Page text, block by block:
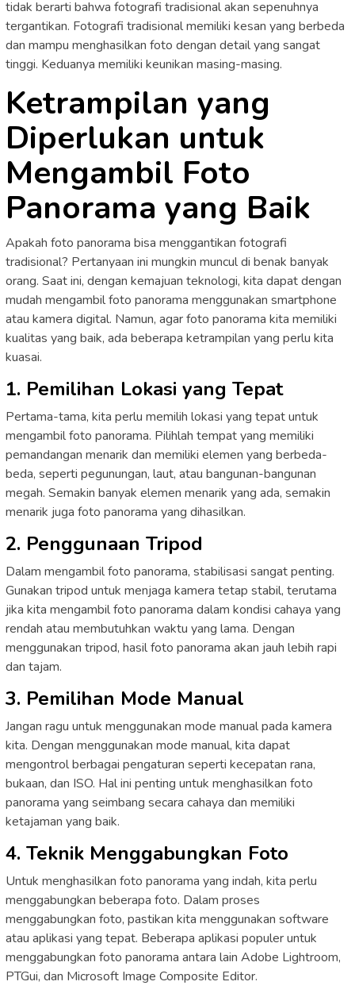
tidak berarti bahwa fotografi tradisional akan sepenuhnya
tergantikan. Fotografi tradisional memiliki kesan yang berbeda
dan mampu menghasilkan foto dengan detail yang sangat
tinggi. Keduanya memiliki keunikan masing-masing.
Ketrampilan yang
Diperlukan untuk
Mengambil Foto
Panorama yang Baik
Apakah foto panorama bisa menggantikan fotografi
tradisional? Pertanyaan ini mungkin muncul di benak banyak
orang. Saat ini, dengan kemajuan teknologi, kita dapat dengan
mudah mengambil foto panorama menggunakan smartphone
atau kamera digital. Namun, agar foto panorama kita memiliki
kualitas yang baik, ada beberapa ketrampilan yang perlu kita
kuasai.
1. Pemilihan Lokasi yang Tepat
Pertama-tama, kita perlu memilih lokasi yang tepat untuk
mengambil foto panorama. Pilihlah tempat yang memiliki
pemandangan menarik dan memiliki elemen yang berbeda-
beda, seperti pegunungan, laut, atau bangunan-bangunan
megah. Semakin banyak elemen menarik yang ada, semakin
menarik juga foto panorama yang dihasilkan.
2. Penggunaan Tripod
Dalam mengambil foto panorama, stabilisasi sangat penting.
Gunakan tripod untuk menjaga kamera tetap stabil, terutama
jika kita mengambil foto panorama dalam kondisi cahaya yang
rendah atau membutuhkan waktu yang lama. Dengan
menggunakan tripod, hasil foto panorama akan jauh lebih rapi
dan tajam.
3. Pemilihan Mode Manual
Jangan ragu untuk menggunakan mode manual pada kamera
kita. Dengan menggunakan mode manual, kita dapat
mengontrol berbagai pengaturan seperti kecepatan rana,
bukaan, dan ISO. Hal ini penting untuk menghasilkan foto
panorama yang seimbang secara cahaya dan memiliki
ketajaman yang baik.
4. Teknik Menggabungkan Foto
Untuk menghasilkan foto panorama yang indah, kita perlu
menggabungkan beberapa foto. Dalam proses
menggabungkan foto, pastikan kita menggunakan software
atau aplikasi yang tepat. Beberapa aplikasi populer untuk
menggabungkan foto panorama antara lain Adobe Lightroom,
PTGui, dan Microsoft Image Composite Editor.